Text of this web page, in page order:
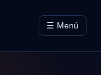
☰ Menú